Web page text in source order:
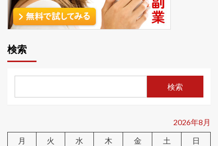
検索
検索
2026年8月
月
火 水 木 金 土
日